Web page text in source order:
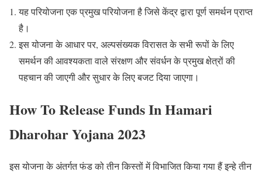
यह परियोजना एक प्रमुख परियोजना है जिसे केंद्र द्वारा पूर्ण समर्थन प्राप्त
है।
इस योजना के आधार पर, अल्पसंख्यक विरासत के सभी रूपों के लिए
समर्थन की आवश्यकता वाले संरक्षण और संवर्धन के प्रमुख क्षेत्रों की
पहचान की जाएगी और सुधार के लिए बजट दिया जाएगा।
How To Release Funds In Hamari
Dharohar Yojana 2023
इस योजना के अंतर्गत फंड को तीन किस्तों में विभाजित किया गया हैं इन्हे तीन